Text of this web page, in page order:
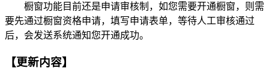
橱窗功能目前还是申请审核制，如您需要开通橱窗，则需
要先通过橱窗资格申请，填写申请表单，等待人工审核通过
后，会发送系统通知您开通成功。
【更新内容】